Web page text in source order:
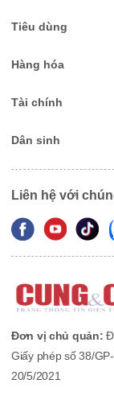
Tiêu dùng
Hàng hóa
Tài chính
Dân sinh
Liên hệ với
Đơn vị chủ quản:
Giấy phép số 38/
20/5/2021